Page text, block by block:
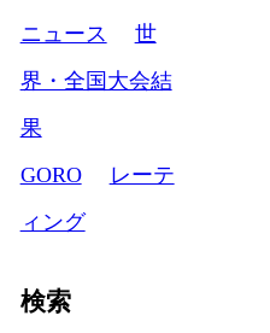
ニュース
世
界・全国大会結
果
GORO
レーテ
ィング
検索